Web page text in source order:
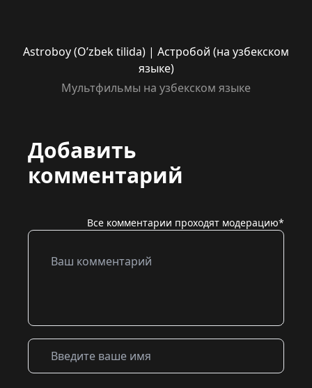
Astroboy (O’zbek tilida) | Астробой (на узбекском
языке)
Мультфильмы на узбекском языке
Добавить
комментарий
Все комментарии проходят модерацию*